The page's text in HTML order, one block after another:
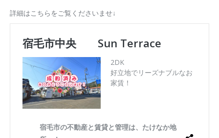
詳細はこちらをご覧くださいませ↓